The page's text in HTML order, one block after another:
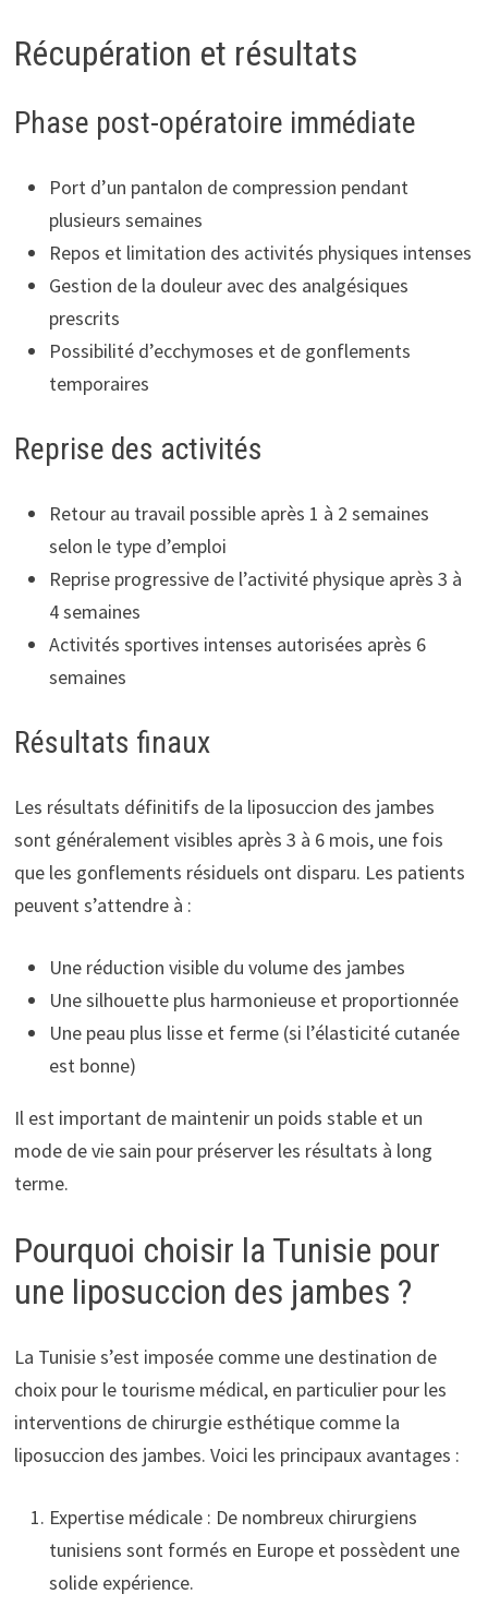
Récupération et résultats
Phase post-opératoire immédiate
Port d’un pantalon de compression pendant
plusieurs semaines
Repos et limitation des activités physiques intenses
Gestion de la douleur avec des analgésiques
prescrits
Possibilité d’ecchymoses et de gonflements
temporaires
Reprise des activités
Retour au travail possible après 1 à 2 semaines
selon le type d’emploi
Reprise progressive de l’activité physique après 3 à
4 semaines
Activités sportives intenses autorisées après 6
semaines
Résultats finaux
Les résultats définitifs de la liposuccion des jambes
sont généralement visibles après 3 à 6 mois, une fois
que les gonflements résiduels ont disparu. Les patients
peuvent s’attendre à :
Une réduction visible du volume des jambes
Une silhouette plus harmonieuse et proportionnée
Une peau plus lisse et ferme (si l’élasticité cutanée
est bonne)
Il est important de maintenir un poids stable et un
mode de vie sain pour préserver les résultats à long
terme.
Pourquoi choisir la Tunisie pour
une liposuccion des jambes ?
La Tunisie s’est imposée comme une destination de
choix pour le tourisme médical, en particulier pour les
interventions de chirurgie esthétique comme la
liposuccion des jambes. Voici les principaux avantages :
Expertise médicale : De nombreux chirurgiens
tunisiens sont formés en Europe et possèdent une
solide expérience.